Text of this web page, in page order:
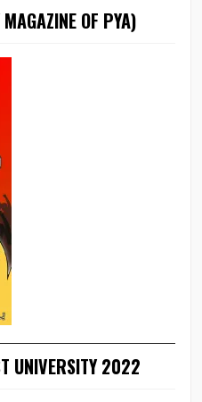
OF PYA)
UNIVERSITY 2022